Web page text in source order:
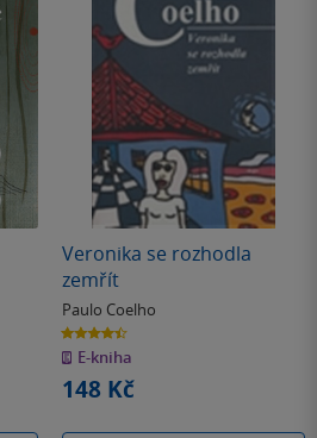
Veronika se rozhodla
zemřít
Paulo Coelho
4.4
z
5
hvězdiček
E-kniha
148 Kč